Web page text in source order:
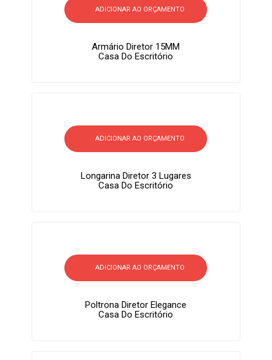
ADICIONAR AO ORÇAMENTO
Armário Diretor 15MM
Casa Do Escritório
ADICIONAR AO ORÇAMENTO
Longarina Diretor 3 Lugares
Casa Do Escritório
ADICIONAR AO ORÇAMENTO
Poltrona Diretor Elegance
Casa Do Escritório